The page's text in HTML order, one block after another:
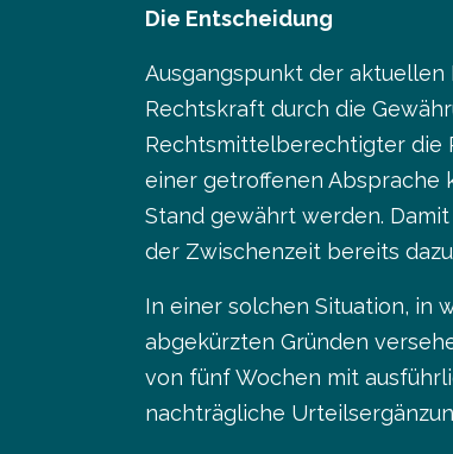
Die Entscheidung
Ausgangspunkt der aktuellen
Rechtskraft durch die
Rechtsmittelberechtigter die
einer getroffenen Absprache
Stand gewährt werden.
der Zwischenzeit bereits
In einer solchen Situation, in
abgekürzten Gründen
von fünf Wochen mit
nachträgliche